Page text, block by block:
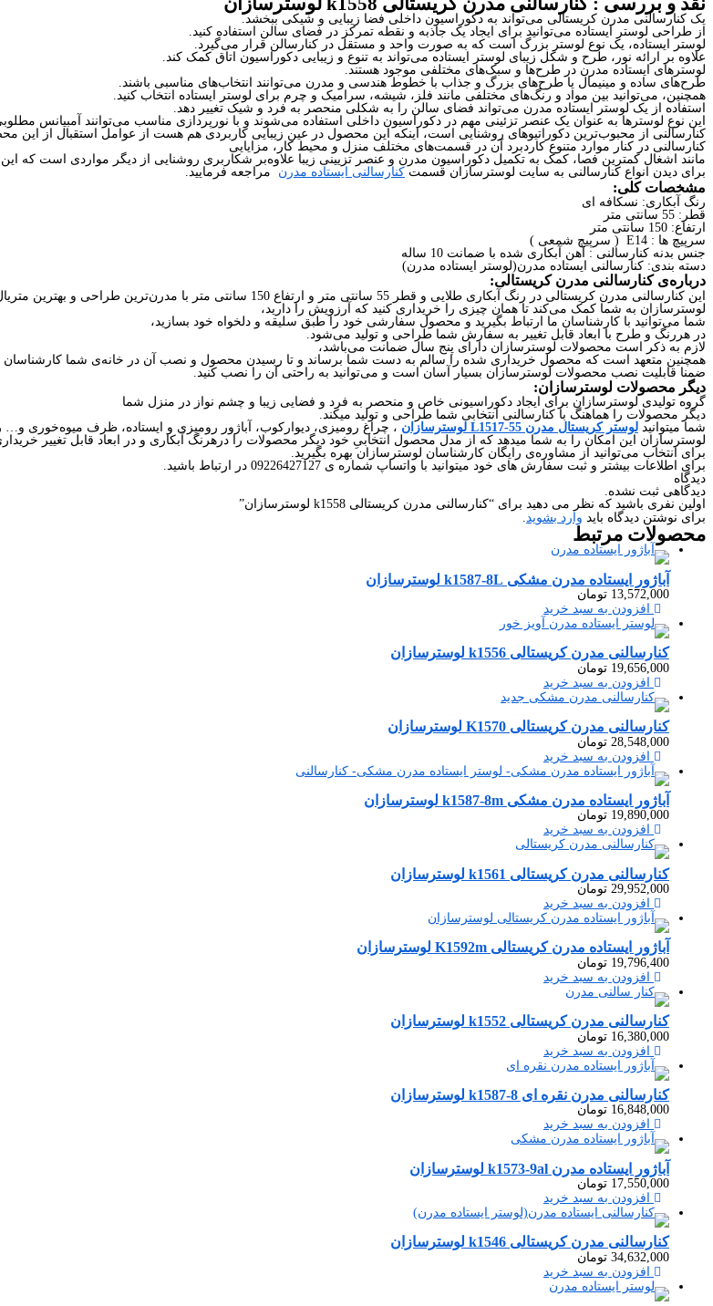
یک کنارسالنی مدرن کریستالی می‌تواند به دکوراسیون داخلی فضا زیبایی و شیکی ببخشد.
از طراحی لوستر ایستاده می‌توانید برای ایجاد یک جاذبه و نقطه تمرکز در فضای سالن استفاده کنید.
لوستر ایستاده، یک نوع لوستر بزرگ است که به صورت واحد و مستقل در کنارسالن قرار می‌گیرد.
علاوه بر ارائه نور، طرح و شکل زیبای لوستر ایستاده می‌تواند به تنوع و زیبایی دکوراسیون اتاق کمک کند.
لوسترهای ایستاده مدرن در طرح‌ها و سبک‌های مختلفی موجود هستند.
طرح‌های ساده و مینیمال یا طرح‌های بزرگ و جذاب با خطوط هندسی و مدرن می‌توانند انتخاب‌های مناسبی باشند.
همچنین، می‌توانید بین مواد و رنگ‌های مختلفی مانند فلز، شیشه، سرامیک و چرم برای لوستر ایستاده انتخاب کنید.
استفاده از یک لوستر ایستاده مدرن می‌تواند فضای سالن را به شکلی منحصر به فرد و شیک تغییر دهد.
این نوع لوسترها به عنوان یک عنصر تزئینی مهم در دکوراسیون داخلی استفاده می‌شوند و با نورپردازی مناسب می‌توانند آمبیانس
کنارسالنی از محبوب‌ترین دکوراتیوهای روشنایی است، اینکه این محصول در عین زیبایی کاربردی هم هست از عوامل استقبال از این
کنارسالنی در کنار موارد متنوع کاردبرد آن در قسمت‌های مختلف منزل و محیط کار، مزایایی
مانند اشغال کمترین فصا، کمک به تکمیل دکوراسیون مدرن و عنصر تزیینی زیبا علاوه‌بر شکاربری روشنایی از دیگر مواردی است که
برای دیدن انواع کنارسالنی به سایت لوسترسازان قسمت کنارسالنی ایستاده مدرن مراجعه فرمایید.
مشخصات کلی:
رنگ آبکاری: نسکافه ای
قطر: 55 سانتی متر
ارتفاع: 150 سانتی متر
سرپیچ ها : E14 ( سرپیچ شمعی )
جنس بدنه کنارسالنی : آهن آبکاری شده با ضمانت 10 ساله
دسته بندی: کنارسالنی ایستاده مدرن(لوستر ایستاده مدرن)
درباره‌ی کنارسالنی مدرن کریستالی:
این کنارسالنی مدرن کریستالی در رنگ آبکاری طلایی و قطر 55 سانتی متر و ارتفاع 150 سانتی متر با مدرن‌ترین طراحی و بهترین متریال تولید شده است،
لوسترسازان به شما کمک می‌کند تا همان چیزی را خریداری کنید که آرزویش را دارید،
شما می‌توانید با کارشناسان ما ارتباط بگیرید و محصول سفارشی خود را طبق سلیقه و دلخواه خود بسازید،
در هررنگ و طرح با ابعاد قابل تغییر به سفارش شما طراحی و تولید می‌شود.
لازم به ذکر است محصولات لوسترسازان دارای پنج سال ضمانت می‌باشد،
همچنین متعهد است که محصول خریداری شده را سالم به دست شما برساند و تا رسیدن محصول و نصب آن در خانه‌ی شما کارشناسان
ضمنا قابلیت نصب محصولات لوسترسازان بسیار آسان است و می‌توانید به راحتی آن را نصب کنید.
دیگر محصولات لوسترسازان:
گروه تولیدی لوسترسازان برای ایجاد دکوراسیونی خاص و منحصر به فرد و فضایی زیبا و چشم نواز در منزل شما
دیگر محصولات را هماهنگ با کنارسالنی انتخابی شما طراحی و تولید میکند.
شما میتوانید لوستر کریستال مدرن L1517-55 لوسترسازان
، چراغ رومیزی، دیوارکوب، آباژور رومیزی و ایستاده، ظرف میوه‌خوری
لوسترسازان این امکان را به شما میدهد که از مدل محصول انتخابیِ خود دیگر محصولات را درهرنگ آبکاری و در ابعاد قابل تغییر
برای انتخاب می‌توانید از مشاوره‌ی رایگان کارشناسان لوسترسازان بهره بگیرید.
برای اطلاعات بیشتر و ثبت سفارش های خود میتوانید با واتساپ شماره ی 09226427127 در ارتباط باشید.
دیدگاه
دیدگاهی ثبت نشده.
اولین نفری باشید که نظر می دهید برای “کنارسالنی مدرن کریستالی k1558 لوسترسازان”
برای نوشتن دیدگاه باید وارد بشوید.
محصولات مرتبط
آباژور ایستاده مدرن مشکی k1587-8L لوسترسازان
13,572,000 تومان
افزودن به سبد خرید
کنارسالنی مدرن کریستالی k1556 لوسترسازان
19,656,000 تومان
افزودن به سبد خرید
کنارسالنی مدرن کریستالی K1570 لوسترسازان
28,548,000 تومان
افزودن به سبد خرید
آباژور ایستاده مدرن مشکی k1587-8m لوسترسازان
19,890,000 تومان
افزودن به سبد خرید
کنارسالنی مدرن کریستالی k1561 لوسترسازان
29,952,000 تومان
افزودن به سبد خرید
آباژور ایستاده مدرن کریستالی K1592m لوسترسازان
19,796,400 تومان
افزودن به سبد خرید
کنارسالنی مدرن کریستالی k1552 لوسترسازان
16,380,000 تومان
افزودن به سبد خرید
کنارسالنی مدرن نقره ای k1587-8 لوسترسازان
16,848,000 تومان
افزودن به سبد خرید
آباژور ایستاده مدرن k1573-9al لوسترسازان
17,550,000 تومان
افزودن به سبد خرید
کنارسالنی مدرن کریستالی k1546 لوسترسازان
34,632,000 تومان
افزودن به سبد خرید